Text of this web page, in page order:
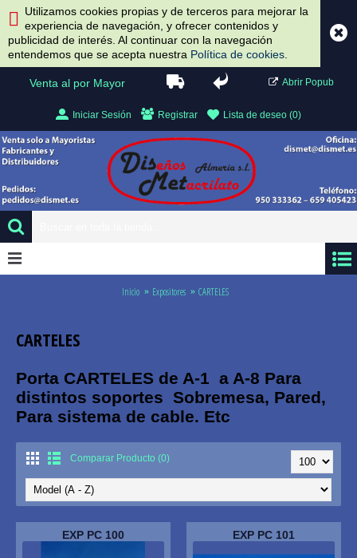
Utilizamos cookies propias y de terceros para mejorar la
experiencia de navegación, y ofrecer contenidos y
publicidad de interés. Al continuar con la navegación
entendemos que se acepta nuestra Política de cookies
Venta al por Mayor Abrir Popub
Iniciar Sesión Registrar Lista de deseo (0)
Inicio Expositores CARTELES
CARTELES
Porta CARTELES de A-1 a A-8 Para
distintos soportes Sobremesa, Pared,
Para sistema de cable. Etc
Comparar Producto (0)
EXP PC 100 EXP PC 101